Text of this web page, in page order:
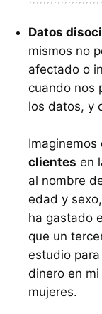
Datos
mismos no
afectado o
cuando nos
los datos, y
Imaginemos
clientes en
al nombre
edad y
ha gastado
que un
estudio
dinero en
mujeres.